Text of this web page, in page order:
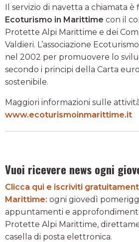
Il servizio di navetta a chiamata è
Ecoturismo in Marittime con il
Protette Alpi Marittime e dei
Valdieri. L’associazione
nel 2002 per promuovere lo
secondo i principi della Carta
sostenibile.
Maggiori informazioni sulle attività
www.ecoturismoinmarittime.it
Vuoi ricevere news ogni
Clicca qui e iscriviti
Marittime: ogni giovedì
appuntamenti e
Protette Alpi Marittime,
casella di posta elettronica.